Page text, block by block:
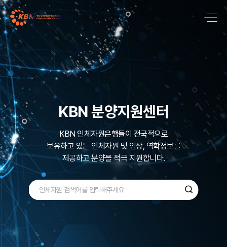
국내 최대 질병기반
바이오뱅크 네트워크
KBN은 국내 최대규모로 600,000명 이상의
다양한 검체인질병기반 인체자원을
수집, 관리 ,보유하고 있습니다.
KBN 분양지원센터
KBN 인체자원은행들이 전국적으로
보유하고 있는 인체자원 및 임상, 역학정보를
제공하고 분양을 적극 지원합니다.